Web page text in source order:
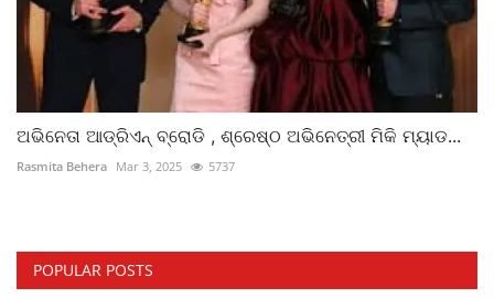
ଅଭିନେତା ଆଡ୍ରିଏନ୍‌ ବ୍ରୋଡି , ଶ୍ରେଷ୍ଠ ଅଭିନେତ୍ରୀ ମିକି ମ୍ୟାଡ...
Rasmita Behera Mar 3, 2025 5737
POPULAR POSTS